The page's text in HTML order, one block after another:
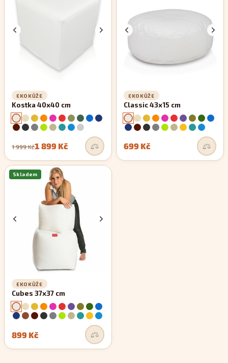
EKOKŮŽE
Kostka 40x40 cm
1 999 Kč1 899 Kč
EKOKŮŽE
Classic 43x15 cm
699 Kč
Skladem
EKOKŮŽE
Cubes 37x37 cm
899 Kč